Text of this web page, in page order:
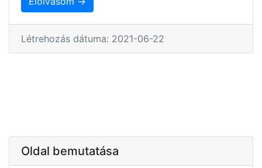
Létrehozás dátuma: 2021-06-22
Oldal bemutatása